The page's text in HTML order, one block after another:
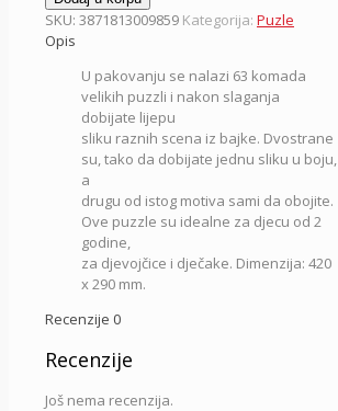
Tri
praseta,
Vrabac
količina
SKU: 3871813009859 Kategorija: Puzle
Opis
U pakovanju se nalazi 63 komada
velikih puzzli i nakon slaganja
dobijate lijepu
sliku raznih scena iz bajke. Dvostrane
su, tako da dobijate jednu sliku u boju,
a
drugu od istog motiva sami da obojite.
Ove puzzle su idealne za djecu od 2
godine,
za djevojčice i dječake. Dimenzija: 420
x 290 mm.
Recenzije 0
Recenzije
Još nema recenzija.